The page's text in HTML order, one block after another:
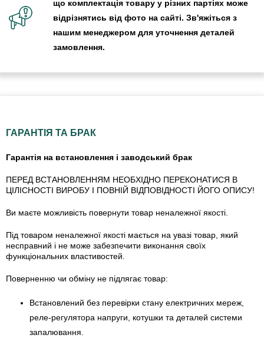
що комплектація товару у різних партіях може
відрізнятись від фото на сайті. Зв'яжіться з
нашим менеджером для уточнення деталей
замовлення.
ГАРАНТІЯ ТА БРАК
Гарантія на встановлення і заводський брак
ПЕРЕД ВСТАНОВЛЕННЯМ НЕОБХІДНО ПЕРЕКОНАТИСЯ В
ЦІЛІСНОСТІ ВИРОБУ І ПОВНІЙ ВІДПОВІДНОСТІ ЙОГО ОПИСУ!
Ви маєте можливість повернути товар неналежної якості.
Під товаром неналежної якості мається на увазі товар, який
несправний і не може забезпечити виконання своїх
функціональних властивостей.
Поверненню чи обміну не підлягає товар:
Встановлений без перевірки стану електричних мереж,
реле-регулято­ра напруги, котушки та деталей системи
запалювання.